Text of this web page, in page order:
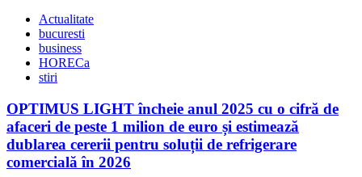
Actualitate
bucuresti
business
HORECa
stiri
OPTIMUS LIGHT încheie anul 2025 cu o cifră de
afaceri de peste 1 milion de euro și estimează
dublarea cererii pentru soluții de refrigerare
comercială în 2026